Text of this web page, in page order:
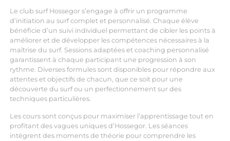
Le club surf Hossegor s’engage à offrir un programme
d’initiation au surf complet et personnalisé. Chaque élève
bénéficie d’un suivi individuel permettant de cibler les points à
améliorer et de développer les compétences nécessaires à la
maîtrise du surf. Sessions adaptées et coaching personnalisé
garantissent à chaque participant une progression à son
rythme. Diverses formules sont disponibles pour répondre aux
attentes et objectifs de chacun, que ce soit pour une
découverte du surf ou un perfectionnement sur des
techniques particulières.
Les cours sont conçus pour maximiser l’apprentissage tout en
profitant des vagues uniques d’Hossegor. Les séances
intègrent des moments de théorie pour comprendre les